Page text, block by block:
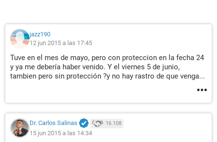
jazz190
12 jun 2015 a las 17:45
Tuve en el mes de mayo, pero con proteccion en la fecha 24
y ya me debería haber venido. Y el viernes 5 de junio,
tambien pero sin protección ?y no hay rastro de que venga...
Dr. Carlos Salinas 16.108
15 jun 2015 a las 14:34